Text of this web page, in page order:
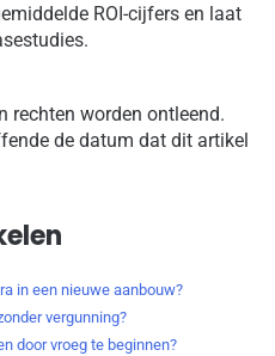
ROI-cijfers en laat
rechten worden ontleend.
de datum dat dit artikel
in een nieuwe aanbouw?
vergunning?
door vroeg te beginnen?